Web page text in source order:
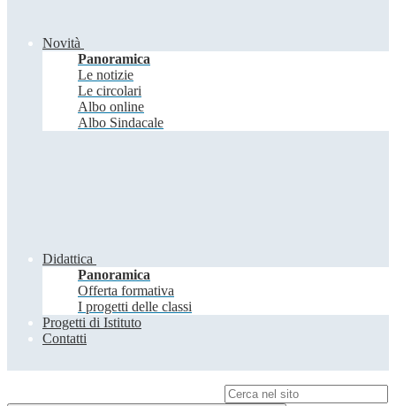
Novità
Panoramica
Le notizie
Le circolari
Albo online
Albo Sindacale
Didattica
Panoramica
Offerta formativa
I progetti delle classi
Progetti di Istituto
Contatti